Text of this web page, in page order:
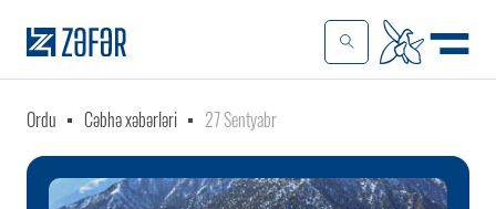
Ordu Cəbhə xəbərləri 27 Sentyabr